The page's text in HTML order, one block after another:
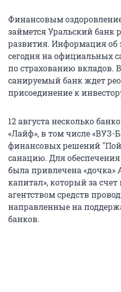
Финансовым
займется Уральский банк
развития. Информация об
сегодня на официальных
по страхованию вкладов.
санируемый банк ждет
присоединение к
12 августа несколько
«Лайф», в том числе «ВУЗ-
финансовых решений
санацию. Для
была привлечена «дочка»
капитал», который за
агентством средств
направленные на
банков.